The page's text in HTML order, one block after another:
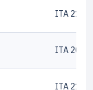
ITA
ITA
ITA